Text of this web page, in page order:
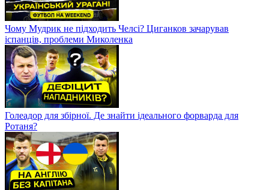
Чому Мудрик не підходить Челсі? Циганков зачарував
іспанців, проблеми Миколенка
Голеадор для збірної. Де знайти ідеального форварда для
Ротаня?